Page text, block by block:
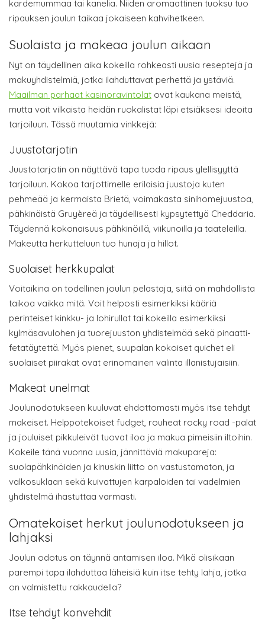
kardemummaa tai kanelia. Niiden aromaattinen tuoksu tuo
ripauksen joulun taikaa jokaiseen kahvihetkeen.
Suolaista ja makeaa joulun aikaan
Nyt on täydellinen aika kokeilla rohkeasti uusia reseptejä ja
makuyhdistelmiä, jotka ilahduttavat perhettä ja ystäviä.
Maailman parhaat kasinoravintolat ovat kaukana meistä,
mutta voit vilkaista heidän ruokalistat läpi etsiäksesi ideoita
tarjoiluun. Tässä muutamia vinkkejä:
Juustotarjotin
Juustotarjotin on näyttävä tapa tuoda ripaus ylellisyyttä
tarjoiluun. Kokoa tarjottimelle erilaisia juustoja kuten
pehmeää ja kermaista Brietä, voimakasta sinihomejuustoa,
pähkinäistä Gruyèreä ja täydellisesti kypsytettyä Cheddaria.
Täydennä kokonaisuus pähkinöillä, viikunoilla ja taateleilla.
Makeutta herkutteluun tuo hunaja ja hillot.
Suolaiset herkkupalat
Voitaikina on todellinen joulun pelastaja, siitä on mahdollista
taikoa vaikka mitä. Voit helposti esimerkiksi kääriä
perinteiset kinkku- ja lohirullat tai kokeilla esimerkiksi
kylmäsavulohen ja tuorejuuston yhdistelmää sekä pinaatti-
fetatäytettä. Myös pienet, suupalan kokoiset quichet eli
suolaiset piirakat ovat erinomainen valinta illanistujaisiin.
Makeat unelmat
Joulunodotukseen kuuluvat ehdottomasti myös itse tehdyt
makeiset. Helppotekoiset fudget, rouheat rocky road -palat
ja jouluiset pikkuleivät tuovat iloa ja makua pimeisiin iltoihin.
Kokeile tänä vuonna uusia, jännittäviä makupareja:
suolapähkinöiden ja kinuskin liitto on vastustamaton, ja
valkosuklaan sekä kuivattujen karpaloiden tai vadelmien
yhdistelmä ihastuttaa varmasti.
Omatekoiset herkut joulunodotukseen ja
lahjaksi
Joulun odotus on täynnä antamisen iloa. Mikä olisikaan
parempi tapa ilahduttaa läheisiä kuin itse tehty lahja, jotka
on valmistettu rakkaudella?
Itse tehdyt konvehdit